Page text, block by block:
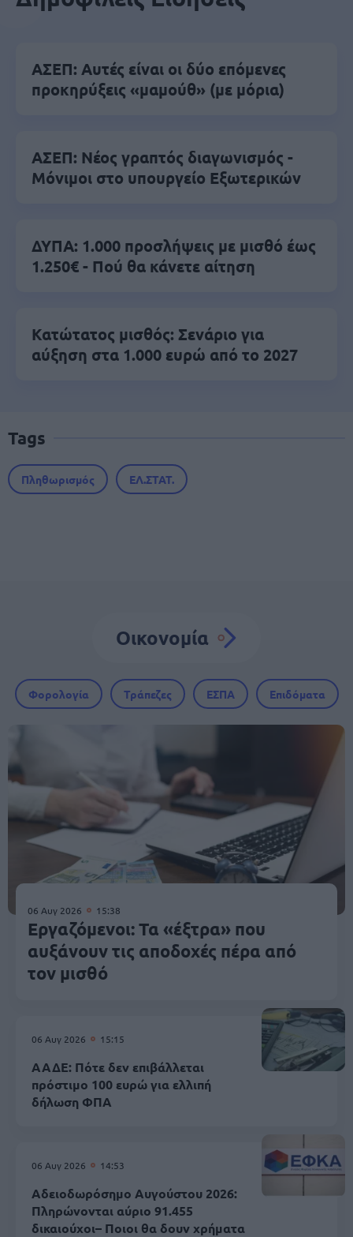
ΑΣΕΠ: Αυτές είναι οι δύο επόμενες
προκηρύξεις «μαμούθ» (με μόρια)
ΑΣΕΠ: Νέος γραπτός διαγωνισμός -
Μόνιμοι στο υπουργείο Εξωτερικών
ΔΥΠΑ: 1.000 προσλήψεις με μισθό έως
1.250€ - Πού θα κάνετε αίτηση
Κατώτατος μισθός: Σενάριο για
αύξηση στα 1.000 ευρώ από το 2027
Tags
Πληθωρισμός ΕΛ.ΣΤΑΤ.
Οικονομία
Φορολογία Τράπεζες ΕΣΠΑ Επιδόματα
06 Αυγ 2026 15:38
Εργαζόμενοι: Τα «έξτρα» που
αυξάνουν τις αποδοχές πέρα από
τον μισθό
06 Αυγ 2026 15:15
ΑΑΔΕ: Πότε δεν επιβάλλεται
πρόστιμο 100 ευρώ για ελλιπή
δήλωση ΦΠΑ
06 Αυγ 2026 14:53
Αδειοδωρόσημο Αυγούστου 2026:
Πληρώνονται αύριο 91.455
δικαιούχοι– Ποιοι θα δουν χρήματα